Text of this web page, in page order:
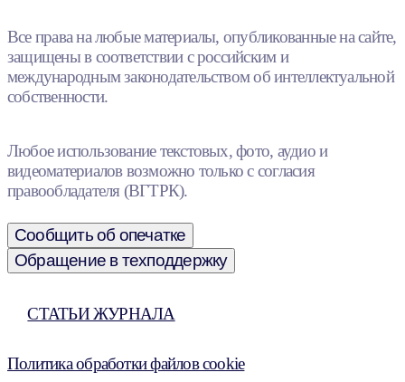
Все права на любые материалы, опубликованные на сайте,
защищены в соответствии с российским и
международным законодательством об интеллектуальной
собственности.
Любое использование текстовых, фото, аудио и
видеоматериалов возможно только с согласия
правообладателя (ВГТРК).
Сообщить об опечатке
Обращение в техподдержку
СТАТЬИ ЖУРНАЛА
Политика обработки файлов cookie